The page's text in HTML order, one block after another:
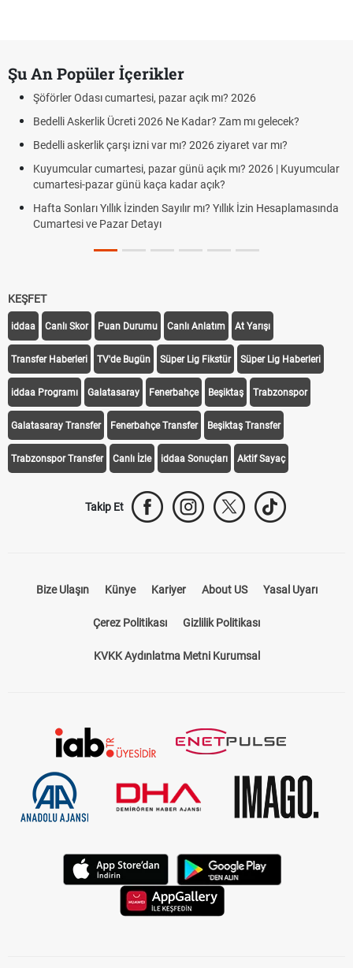
Şu An Popüler İçerikler
Şöförler Odası cumartesi, pazar açık mı? 2026
Bedelli Askerlik Ücreti 2026 Ne Kadar? Zam mı gelecek?
Bedelli askerlik çarşı izni var mı? 2026 ziyaret var mı?
Kuyumcular cumartesi, pazar günü açık mı? 2026 | Kuyumcular
cumartesi-pazar günü kaça kadar açık?
Hafta Sonları Yıllık İzinden Sayılır mı? Yıllık İzin Hesaplamasında
Cumartesi ve Pazar Detayı
KEŞFET
iddaa Canlı Skor Puan Durumu Canlı Anlatım At Yarışı
Transfer Haberleri TV'de Bugün Süper Lig Fikstür Süper Lig Haberleri
iddaa Programı Galatasaray Fenerbahçe Beşiktaş Trabzonspor
Galatasaray Transfer Fenerbahçe Transfer Beşiktaş Transfer
Trabzonspor Transfer Canlı İzle iddaa Sonuçları Aktif Sayaç
Takip Et
Bize Ulaşın Künye Kariyer About US Yasal Uyarı
Çerez Politikası Gizlilik Politikası
KVKK Aydınlatma Metni Kurumsal